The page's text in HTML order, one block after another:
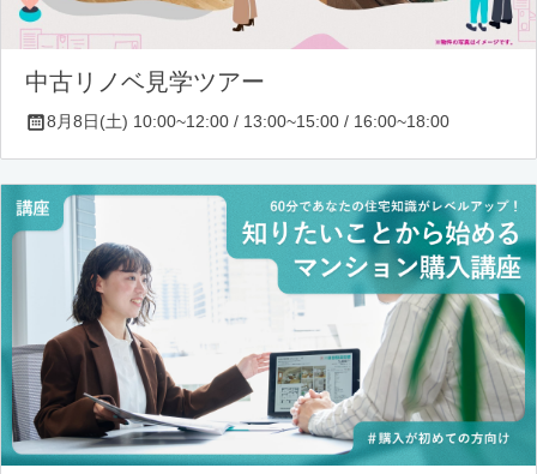
中古リノベ見学ツアー
8月8日(土) 10:00~12:00 / 13:00~15:00 / 16:00~18:00